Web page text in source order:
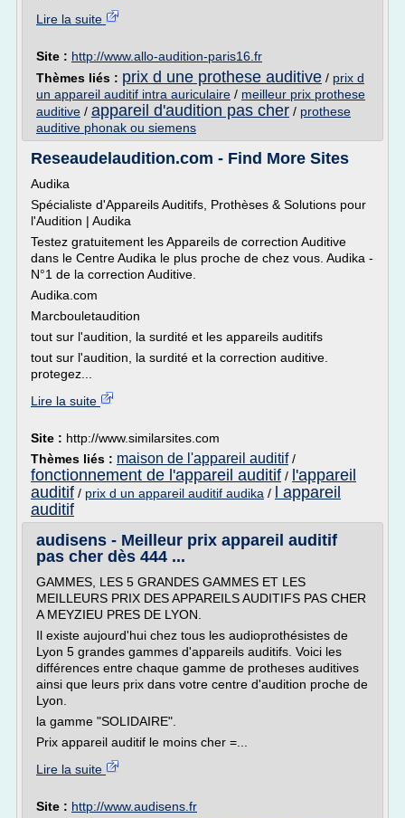
Lire la suite
Site : http://www.allo-audition-paris16.fr
Thèmes liés : prix d une prothese auditive / prix d
un appareil auditif intra auriculaire / meilleur prix prothese
auditive / appareil d'audition pas cher / prothese
auditive phonak ou siemens
Reseaudelaudition.com - Find More Sites
Audika
Spécialiste d'Appareils Auditifs, Prothèses & Solutions pour
l'Audition | Audika
Testez gratuitement les Appareils de correction Auditive
dans le Centre Audika le plus proche de chez vous. Audika -
N°1 de la correction Auditive.
Audika.com
Marcbouletaudition
tout sur l'audition, la surdité et les appareils auditifs
tout sur l'audition, la surdité et la correction auditive.
protegez...
Lire la suite
Site : http://www.similarsites.com
Thèmes liés : maison de l'appareil auditif/
fonctionnement de l'appareil auditif / l'appareil
auditif / prix d un appareil auditif audika /
l appareil
auditif
audisens - Meilleur prix appareil auditif
pas cher dès 444 ...
GAMMES, LES 5 GRANDES GAMMES ET LES
MEILLEURS PRIX DES APPAREILS AUDITIFS PAS CHER
A MEYZIEU PRES DE LYON.
Il existe aujourd'hui chez tous les audioprothésistes de
Lyon 5 grandes gammes d'appareils auditifs. Voici les
différences entre chaque gamme de protheses auditives
ainsi que leurs prix dans votre centre d'audition proche de
Lyon.
la gamme "SOLIDAIRE".
Prix appareil auditif le moins cher =...
Lire la suite
Site : http://www.audisens.fr